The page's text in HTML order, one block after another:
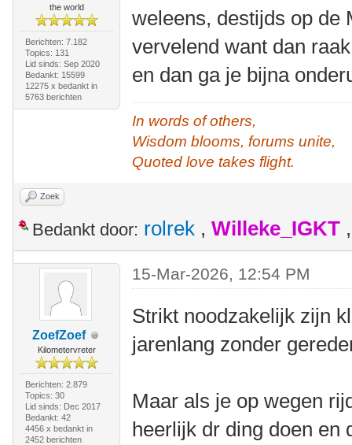
the world
Berichten: 7.182
Topics: 131
Lid sinds: Sep 2020
Bedankt: 15599
12275 x bedankt in
5763 berichten
weleens, destijds op de
vervelend want dan
en dan ga je bijna
In words of others,
Wisdom blooms, forums unite,
Quoted love takes flight.
Zoek
Bedankt door: rolrek , Willeke_IGKT
ZoefZoef
Kilometervreter
Berichten: 2.879
Topics: 30
Lid sinds: Dec 2017
Bedankt: 42
4456 x bedankt in
2452 berichten
15-Mar-2026, 12:54 PM
Strikt noodzakelijk zijn
jarenlang zonder
Maar als je op wegen
heerlijk dr ding doen en